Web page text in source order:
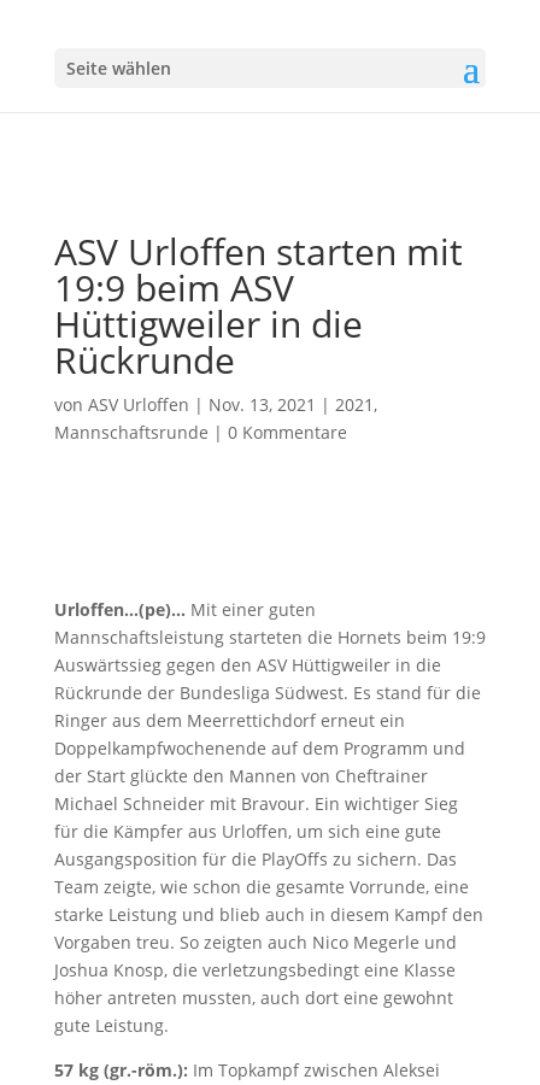
Seite wählen
ASV Urloffen starten mit
19:9 beim ASV
Hüttigweiler in die
Rückrunde
von ASV Urloffen | Nov. 13, 2021 | 2021,
Mannschaftsrunde | 0 Kommentare
Urloffen…(pe)… Mit einer guten
Mannschaftsleistung starteten die Hornets beim 19:9
Auswärtssieg gegen den ASV Hüttigweiler in die
Rückrunde der Bundesliga Südwest. Es stand für die
Ringer aus dem Meerrettichdorf erneut ein
Doppelkampfwochenende auf dem Programm und
der Start glückte den Mannen von Cheftrainer
Michael Schneider mit Bravour. Ein wichtiger Sieg
für die Kämpfer aus Urloffen, um sich eine gute
Ausgangsposition für die PlayOffs zu sichern. Das
Team zeigte, wie schon die gesamte Vorrunde, eine
starke Leistung und blieb auch in diesem Kampf den
Vorgaben treu. So zeigten auch Nico Megerle und
Joshua Knosp, die verletzungsbedingt eine Klasse
höher antreten mussten, auch dort eine gewohnt
gute Leistung.
57 kg (gr.-röm.): Im Topkampf zwischen Aleksei